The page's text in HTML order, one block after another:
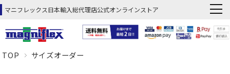
マニフレックス日本輸入総代理店公式オンラインストア
TOP サイズオーダー